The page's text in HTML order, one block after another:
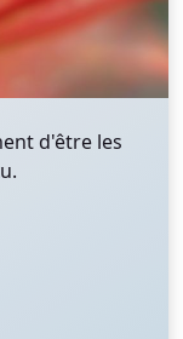
d'être les